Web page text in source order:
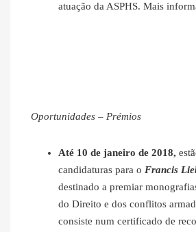
atuação da ASPHS. Mais
Oportunidades – Prémios
Até 10 de janeiro de 2018,
candidaturas para o Francis
destinado a premiar
do Direito e dos conflitos
consiste num certificado de